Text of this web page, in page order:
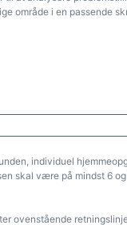
område i en passende
individuel
skal være på mindst 6
ovenstående